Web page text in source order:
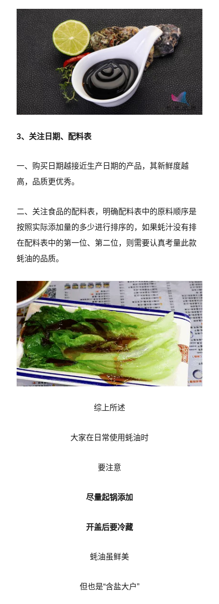
3、关注日期、配料表
一、购买日期越接近生产日期的产品，其新鲜度越
高，品质更优秀。
二、关注食品的配料表，明确配料表中的原料顺序是
按照实际添加量的多少进行排序的，如果蚝汁没有排
在配料表中的第一位、第二位，则需要认真考量此款
蚝油的品质。
综上所述
大家在日常使用蚝油时
要注意
尽量起锅添加
开盖后要冷藏
蚝油虽鲜美
但也是“含盐大户”